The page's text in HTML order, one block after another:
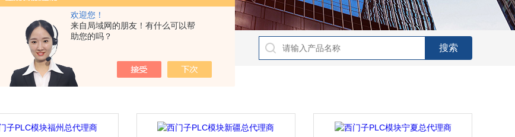
欢迎您！
来自局域网的朋友！有什么可以帮
助您的吗？
门子DP总线电缆，西门子DP总线接头，西门子CP通讯网卡，西门子数控系统及停产备件